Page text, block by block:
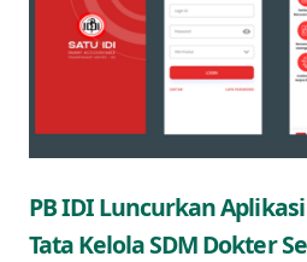
PB IDI Luncurkan
Tata Kelola SDM Dokter